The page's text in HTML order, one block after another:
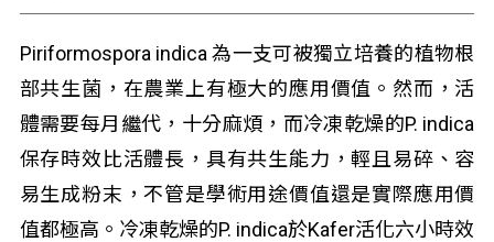
Piriformospora indica 為一支可被獨立培養的植物根
部共生菌，在農業上有極大的應用價值。然而，活
體需要每月繼代，十分麻煩，而冷凍乾燥的P. indica
保存時效比活體長，具有共生能力，輕且易碎、容
易生成粉末，不管是學術用途價值還是實際應用價
值都極高。冷凍乾燥的P. indica於Kafer活化六小時效